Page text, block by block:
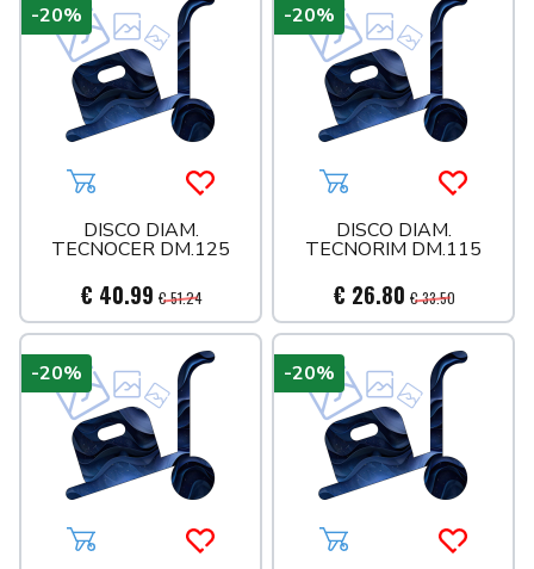
Aggiungi al carrelloAcquista più tardi
DISCO DIAM.
TECNOCER DM.125
€ 40.99 € 51.24
-20%
Aggiungi al carrello
DISCO DIAM.
TECNORIM DM.115
€ 26.80 € 33.50
-20%
Aggiungi al carrelloAcquista più tardi
-20%
Aggiungi al carrello
-20%